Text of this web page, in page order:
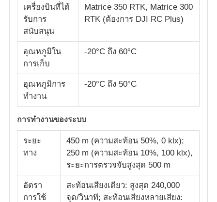
เกี่ยวกับเรา
เครื่องบินที่ได้
รับการ
สนับสนุน
Matrice 350 RTK, Matrice 300
RTK (ต้องการ DJI RC Plus)
อุณหภูมิใน
การเก็บ
-20°C ถึง 60°C
อุณหภูมิการ
ทํางาน
-20°C ถึง 50°C
การทํางานของระบบ
ระยะ
ทาง
450 m (ความสะท้อน 50%, 0 klx);
250 m (ความสะท้อน 10%, 100 klx),
ระยะการตรวจจับสูงสุด 500 m
อัตรา
การใช้
สะท้อนเสียงเดียว: สูงสุด 240,000
จุด/วินาที; สะท้อนเสียงหลายเสียง: